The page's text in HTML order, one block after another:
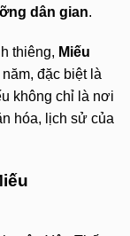
dân gian.
thiêng, Miếu
đặc biệt là
không chỉ là nơi
hóa, lịch sử của